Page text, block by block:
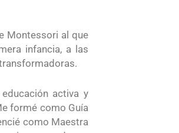
Montessori al que
infancia, a las
activa y
formé como Guía
como Maestra